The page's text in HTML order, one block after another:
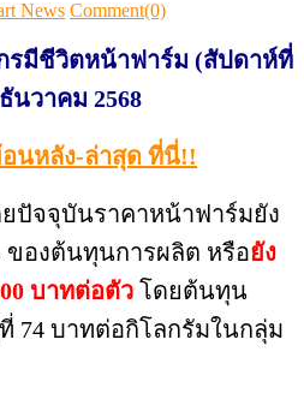
News Comment(0)
รมีชีวิตหน้าฟาร์ม (สัปดาห์ที่
นวาคม 2568
นหลัง-ล่าสุด ที่นี่!!
ปัจจุบันราคาหน้าฟาร์มยัง
ของต้นทุนการผลิต หรือยัง
บาทต่อตัว โดยต้นทุน
74 บาทต่อกิโลกรัมในกลุ่ม